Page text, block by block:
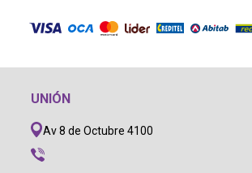
UNIÓN
Av 8 de Octubre 4100